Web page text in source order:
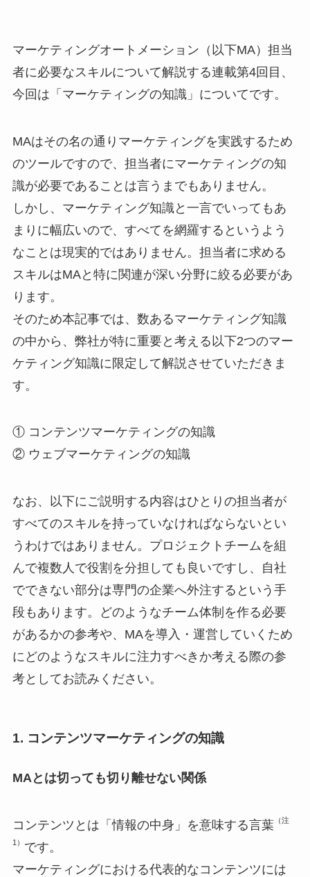
マーケティングオートメーション（以下MA）担当
者に必要なスキルについて解説する連載第4回目、
今回は「マーケティングの知識」についてです。
MAはその名の通りマーケティングを実践するため
のツールですので、担当者にマーケティングの知
識が必要であることは言うまでもありません。
しかし、マーケティング知識と一言でいってもあ
まりに幅広いので、すべてを網羅するというよう
なことは現実的ではありません。担当者に求める
スキルはMAと特に関連が深い分野に絞る必要があ
ります。
そのため本記事では、数あるマーケティング知識
の中から、弊社が特に重要と考える以下2つのマー
ケティング知識に限定して解説させていただきま
す。
① コンテンツマーケティングの知識
② ウェブマーケティングの知識
なお、以下にご説明する内容はひとりの担当者が
すべてのスキルを持っていなければならないとい
うわけではありません。プロジェクトチームを組
んで複数人で役割を分担しても良いですし、自社
でできない部分は専門の企業へ外注するという手
段もあります。どのようなチーム体制を作る必要
があるかの参考や、MAを導入・運営していくため
にどのようなスキルに注力すべきか考える際の参
考としてお読みください。
1. コンテンツマーケティングの知識
MAとは切っても切り離せない関係
コンテンツとは「情報の中身」を意味する言葉（注
1） です。
マーケティングにおける代表的なコンテンツには